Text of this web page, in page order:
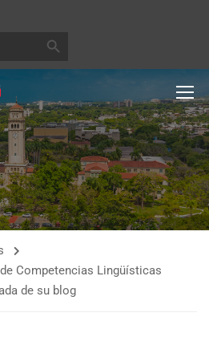
Competencias Lingüísticas
de su blog